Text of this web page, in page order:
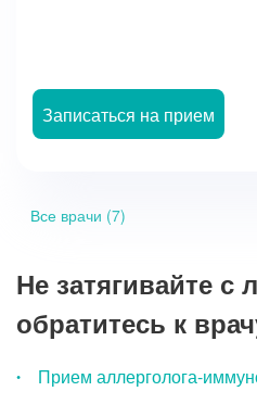
Записаться на прием
Все врачи (7)
Не затягивайте с
обратитесь к
Прием аллерголога-